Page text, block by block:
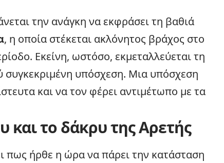
την ανάγκη να εκφράσει τη βαθιά
, η οποία στέκεται ακλόνητος βράχος στο
Εκείνη, ωστόσο, εκμεταλλεύεται τη
συγκεκριμένη υπόσχεση. Μια υπόσχεση
και να τον φέρει αντιμέτωπο με τα
και το δάκρυ της Αρετής
πως ήρθε η ώρα να πάρει την κατάσταση